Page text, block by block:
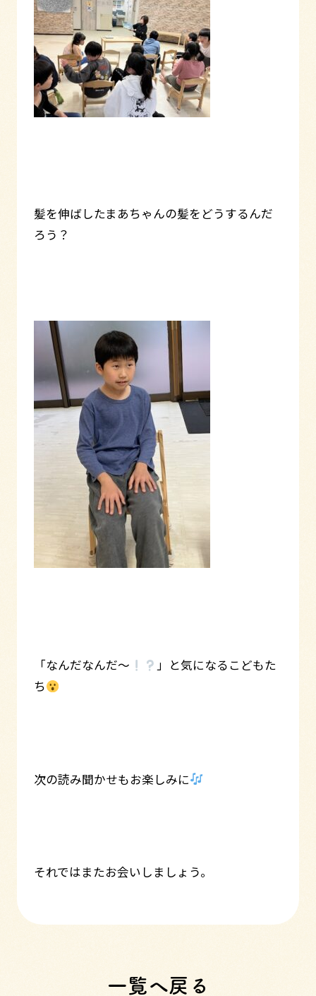
髪を伸ばしたまあちゃんの髪をどうするんだ
ろう？
「なんだなんだ～
」と気になるこどもた
ち
次の読み聞かせもお楽しみに
それではまたお会いしましょう。
一覧へ戻る